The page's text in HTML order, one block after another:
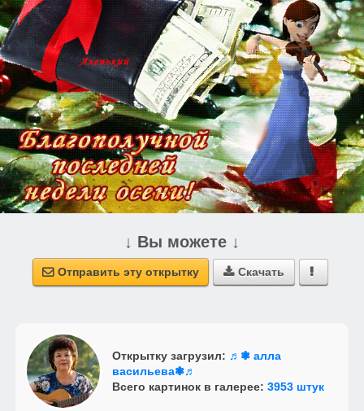
↓ Вы можете ↓
 Отправить эту открытку  Скачать 
Открытку загрузил: ♬❃ алла
васильева❃♬
Всего картинок в галерее: 3953 штук